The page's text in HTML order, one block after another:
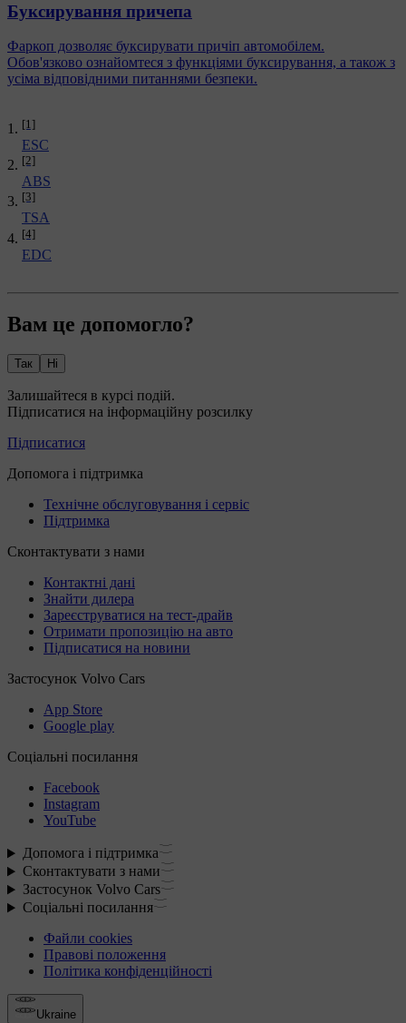
[1]
ESC
[2]
ABS
[3]
TSA
[4]
EDC
Буксирування причепа
Фаркоп дозволяє буксирувати причіп автомобілем.
Обов'язково ознайомтеся з функціями буксирування, а також з
усіма відповідними питаннями безпеки.
Вам це допомогло?
Так Ні